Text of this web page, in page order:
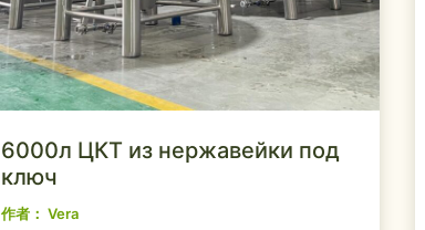
6000л ЦКТ из нержавейки под
ключ
作者： Vera